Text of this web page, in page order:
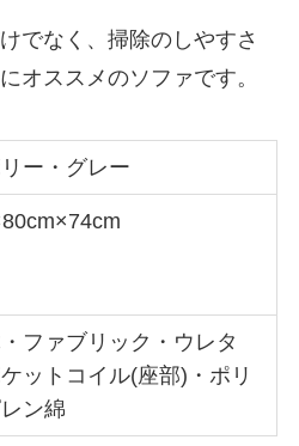
でなく、掃除のしやすさ
オススメのソファです。
ー・グレー
ファブリック・ウレタ
ットコイル(座部)・ポリ
ン綿